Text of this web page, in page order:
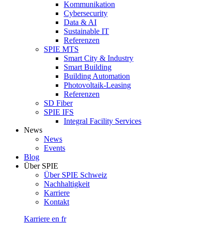
Kommunikation
Cybersecurity
Data & AI
Sustainable IT
Referenzen
SPIE MTS
Smart City & Industry
Smart Building
Building Automation
Photovoltaik-Leasing
Referenzen
SD Fiber
SPIE IFS
Integral Facility Services
News
News
Events
Blog
Über SPIE
Über SPIE Schweiz
Nachhaltigkeit
Karriere
Kontakt
Karriere en fr